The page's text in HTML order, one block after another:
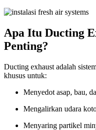
Apa Itu Ducting
Penting?
Ducting exhaust adalah
khusus untuk:
Menyedot asap, bau,
Mengalirkan udara
Menyaring partikel